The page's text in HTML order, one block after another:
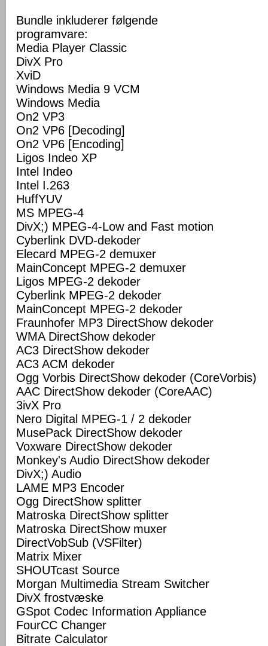
Bundle inkluderer følgende
programvare:
Media Player Classic
DivX Pro
XviD
Windows Media 9 VCM
Windows Media
On2 VP3
On2 VP6 [Decoding]
On2 VP6 [Encoding]
Ligos Indeo XP
Intel Indeo
Intel I.263
HuffYUV
MS MPEG-4
DivX;) MPEG-4-Low and Fast motion
Cyberlink DVD-dekoder
Elecard MPEG-2 demuxer
MainConcept MPEG-2 demuxer
Ligos MPEG-2 dekoder
Cyberlink MPEG-2 dekoder
MainConcept MPEG-2 dekoder
Fraunhofer MP3 DirectShow dekoder
WMA DirectShow dekoder
AC3 DirectShow dekoder
AC3 ACM dekoder
Ogg Vorbis DirectShow dekoder (CoreVorbis)
AAC DirectShow dekoder (CoreAAC)
3ivX Pro
Nero Digital MPEG-1 / 2 dekoder
MusePack DirectShow dekoder
Voxware DirectShow dekoder
Monkey's Audio DirectShow dekoder
DivX;) Audio
LAME MP3 Encoder
Ogg DirectShow splitter
Matroska DirectShow splitter
Matroska DirectShow muxer
DirectVobSub (VSFilter)
Matrix Mixer
SHOUTcast Source
Morgan Multimedia Stream Switcher
DivX frostvæske
GSpot Codec Information Appliance
FourCC Changer
Bitrate Calculator